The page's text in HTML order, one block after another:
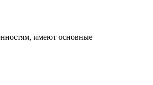
имеют основные